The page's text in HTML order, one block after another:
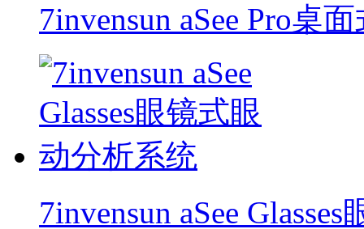
7invensun aSee Pro桌
7invensun aSee